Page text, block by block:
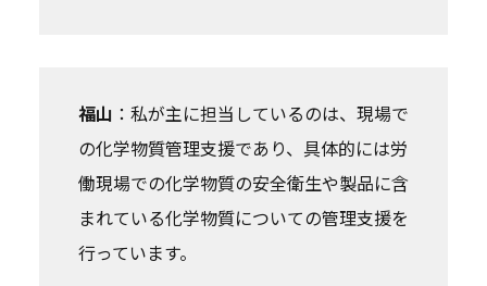
福山 ：私が主に担当しているのは、現場で
の化学物質管理支援であり、具体的には労
働現場での化学物質の安全衛生や製品に含
まれている化学物質についての管理支援を
行っています。